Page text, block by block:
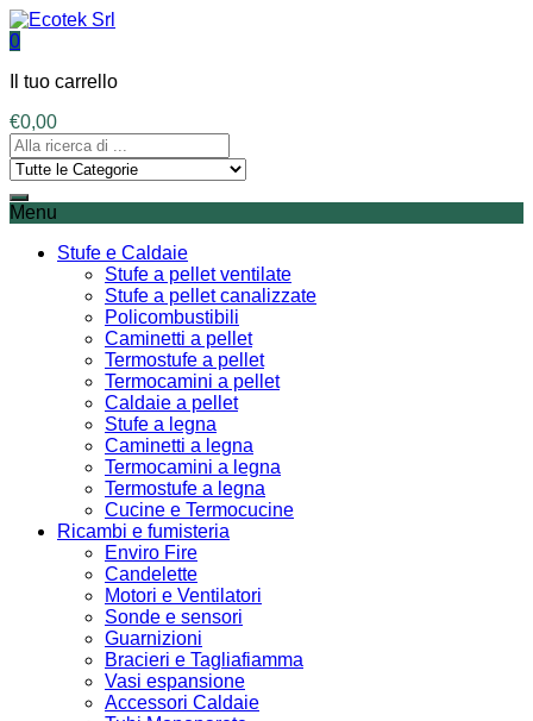
0
Il tuo carrello
€0,00
Menu
Stufe e Caldaie
Stufe a pellet ventilate
Stufe a pellet canalizzate
Policombustibili
Caminetti a pellet
Termostufe a pellet
Termocamini a pellet
Caldaie a pellet
Stufe a legna
Caminetti a legna
Termocamini a legna
Termostufe a legna
Cucine e Termocucine
Ricambi e fumisteria
Enviro Fire
Candelette
Motori e Ventilatori
Sonde e sensori
Guarnizioni
Bracieri e Tagliafiamma
Vasi espansione
Accessori Caldaie